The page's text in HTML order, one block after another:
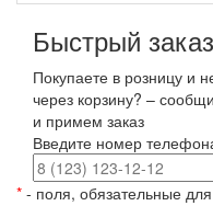
Быстрый заказ
Покупаете в розницу и
через корзину? –
и примем заказ
Введите номер
* - поля, обязательные